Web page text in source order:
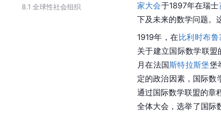
8.1 全球性社会组织
家大会于1897年在瑞士
下及未来的数学问题。
1919年，在比利时布
关于建立国际数学联
月在法国斯特拉斯堡堡
定的政治因素，国际数
通过国际数学联盟的章
全体大会，选举了国际